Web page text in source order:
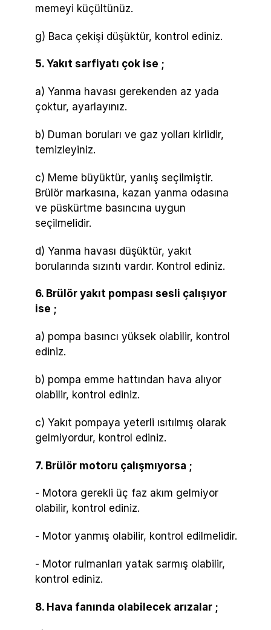
memeyi küçültünüz.
g) Baca çekişi düşüktür, kontrol ediniz.
5. Yakıt sarfiyatı çok ise ;
a) Yanma havası gerekenden az yada
çoktur, ayarlayınız.
b) Duman boruları ve gaz yolları kirlidir,
temizleyiniz.
c) Meme büyüktür, yanlış seçilmiştir.
Brülör markasına, kazan yanma odasına
ve püskürtme basıncına uygun
seçilmelidir.
d) Yanma havası düşüktür, yakıt
borularında sızıntı vardır. Kontrol ediniz.
6. Brülör yakıt pompası sesli çalışıyor
ise ;
a) pompa basıncı yüksek olabilir, kontrol
ediniz.
b) pompa emme hattından hava alıyor
olabilir, kontrol ediniz.
c) Yakıt pompaya yeterli ısıtılmış olarak
gelmiyordur, kontrol ediniz.
7. Brülör motoru çalışmıyorsa ;
- Motora gerekli üç faz akım gelmiyor
olabilir, kontrol ediniz.
- Motor yanmış olabilir, kontrol edilmelidir.
- Motor rulmanları yatak sarmış olabilir,
kontrol ediniz.
8. Hava fanında olabilecek arızalar ;